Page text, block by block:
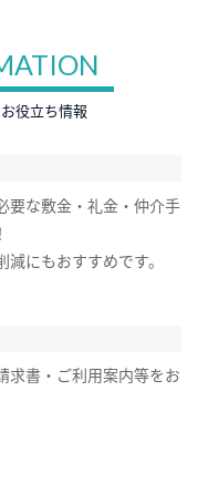
役立ち情報
要な敷金・礼金・仲介手
にもおすすめです。
求書・ご利用案内等をお